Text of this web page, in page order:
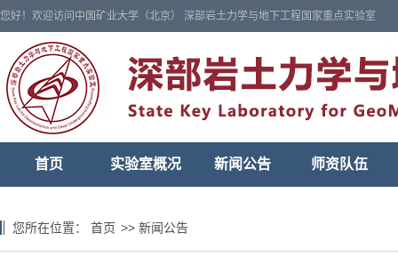
您好！欢迎访问中国矿业大学（北京） 深部岩土力学与地下工程国家重点实验室
首页 实验室概况 新闻公告 师资队伍
您所在位置： 首页 >> 新闻公告